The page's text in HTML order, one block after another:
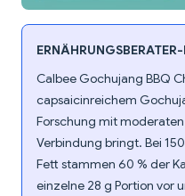
Calbee Gochujang BBQ
capsaicinreichem
Forschung mit
Verbindung bringt. Bei
Fett stammen 60 % der
einzelne 28 g Portion vor